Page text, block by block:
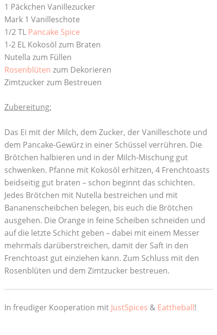
1 Päckchen Vanillezucker
Mark 1 Vanilleschote
1/2 TL Pancake Spice
1-2 EL Kokosöl zum Braten
Nutella zum Füllen
Rosenblüten zum Dekorieren
Zimtzucker zum Bestreuen
Zubereitung:
Das Ei mit der Milch, dem Zucker, der Vanilleschote und
dem Pancake-Gewürz in einer Schüssel verrühren. Die
Brötchen halbieren und in der Milch-Mischung gut
schwenken. Pfanne mit Kokosöl erhitzen, 4 Frenchtoasts
beidseitig gut braten – schon beginnt das schichten.
Jedes Brötchen mit Nutella bestreichen und mit
Bananenscheibchen belegen, bis euch die Brötchen
ausgehen. Die Orange in feine Scheiben schneiden und
auf die letzte Schicht geben – dabei mit einem Messer
mehrmals darüberstreichen, damit der Saft in den
Frenchtoast gut einziehen kann. Zum Schluss mit den
Rosenblüten und dem Zimtzucker bestreuen.
In freudiger Kooperation mit JustSpices & Eattheball!